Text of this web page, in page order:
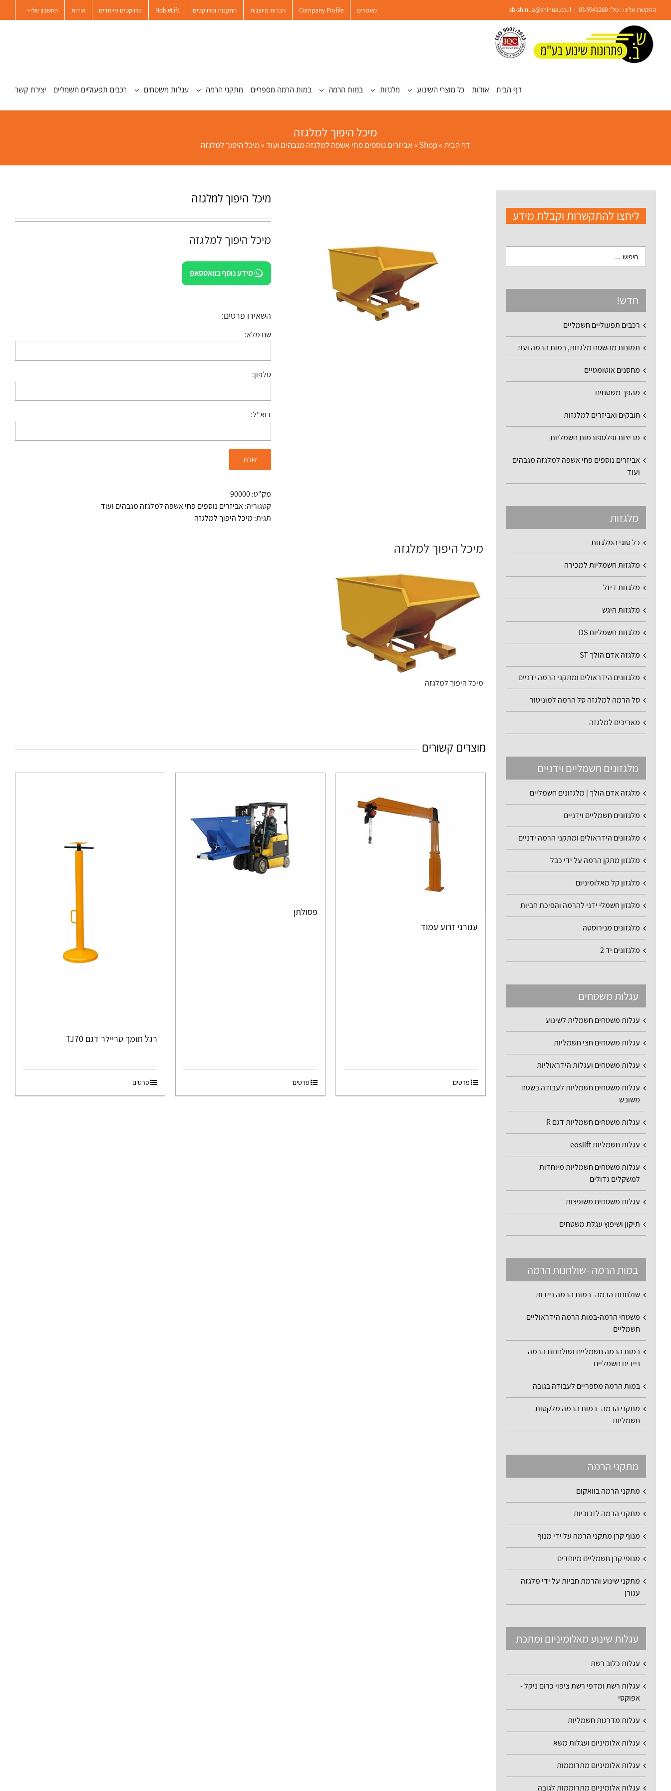
פתח סרגל נגישות
content
התקשרו אלינו : טל': 03-9341260
sb-shinua@shinua.co.il מאמרים Company Profile חברות מיוצגות התקנות ופרויקטים NobleLift פרויקטים מיוחדים אודות החשבון שלי
דף הבית אודות כל מוצרי השינוע מלגזות במות הרמה במות הרמה מספריים מתקני הרמה עגלות משטחים רכבים תפעוליים חשמליים יצירת קשר
מיכל היפוך למלגזה
דף הבית»
Shop
»אביזרים נוספים פחי אשפה למלגזה מגבהים ועוד »מיכל היפוך למלגזה
מיכל היפוך למלגזה
מיכל היפוך למלגזה
מידע נוסף בוואטסאפ
השאירו פרטים:
שם מלא:
טלפון:
דוא"ל:
מק"ט:90000
קטגוריה:אביזרים נוספים פחי אשפה למלגזה מגבהים ועוד
תגית: מיכל היפוך למלגזה
מיכל היפוך למלגזה
מיכל היפוך למלגזה
מוצרים קשורים
עגורני זרוע עמוד
פרטים
פסולתן
פרטים
רגל תומך טריילר דגם TJ70
פרטים
ליחצו להתקשרות וקבלת מידע
חדש!
רכבים תפעוליים חשמליים
תמונות מהשטח מלגזות, במות הרמה ועוד
מחסנים אוטומטיים
מהפך משטחים
חובקים ואביזרים למלגזות
מריצות ופלטפורמות חשמליות
אביזרים נוספים פחי אשפה למלגזה מגבהים
ועוד
מלגזות
כל סוגי המלגזות
מלגזות חשמליות למכירה
מלגזות דיזל
מלגזות היגש
מלגזות חשמליות DS
מלגזה אדם הולך ST
מלגזונים הידראולים ומתקני הרמה ידניים
סל הרמה למלגזה סל הרמה למוניטור
מאריכים למלגזה
מלגזונים חשמליים וידניים
מלגזה אדם הולך | מלגזונים חשמליים
מלגזונים חשמליים וידניים
מלגזונים הידראולים ומתקני הרמה ידניים
מלגזון מתקן הרמה על ידי כבל
מלגזון קל מאלומיניום
מלגזון חשמלי ידני להרמה והפיכת חביות
מלגזונים מנירוסטה
מלגזונים יד 2
עגלות משטחים
עגלות משטחים חשמלית לשינוע
עגלות משטחים חצי חשמליות
עגלות משטחים ועגלות הידראוליות
עגלות משטחים חשמליות לעבודה בשטח
משובש
עגלות משטחים חשמליות דגם R
עגלות חשמליות eoslift
עגלות משטחים חשמליות מיוחדות
למשקלים גדולים
עגלות משטחים משופצות
תיקון ושיפוץ עגלת משטחים
במות הרמה -שולחנות הרמה
שולחנות הרמה- במות הרמה ניידות
משטחי הרמה-במות הרמה הידראוליים
חשמליים
במות הרמה חשמליים ושולחנות הרמה
ניידים חשמליים
במות הרמה מספריים לעבודה בגובה
מתקני הרמה -במות הרמה מלקטות
חשמליות
מתקני הרמה
מתקני הרמה בוואקום
מתקני הרמה לזכוכיות
מנוף קרן מתקני הרמה על ידי מנוף
מנופי קרן חשמליים מיוחדים
מתקני שינוע והרמת חביות על ידי מלגזה
עגורן
עגלות שינוע מאלומיניום ומתכת
עגלות כלוב רשת
עגלות רשת ומדפי רשת ציפוי כרום ניקל -
אפוקסי
עגלות מדרגות חשמליות
עגלות אלומיניום ועגלות משא
עגלות אלומיניום מתרוממות
עגלות אלומיניום מתרוממות לגובה